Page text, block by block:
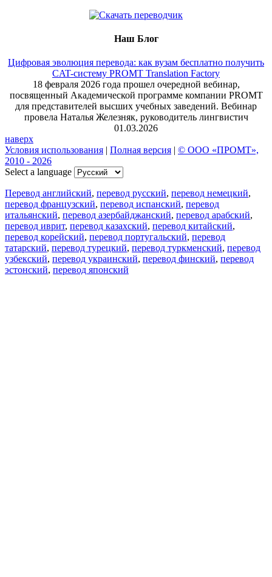
Наш Блог
Цифровая эволюция перевода: как вузам бесплатно получить
CAT-систему PROMT Translation Factory
18 февраля 2026 года прошел очередной вебинар,
посвященный Академической программе компании PROMT
для представителей высших учебных заведений. Вебинар
провела Наталья Железняк, руководитель лингвистич
01.03.2026
наверх
Условия использования | Полная версия | © ООО «ПРОМТ»,
2010 - 2026
Select a language
Перевод английский, перевод русский, перевод немецкий,
перевод французский, перевод испанский, перевод
итальянский, перевод азербайджанский, перевод арабский,
перевод иврит, перевод казахский, перевод китайский,
перевод корейский, перевод португальский, перевод
татарский, перевод турецкий, перевод туркменский, перевод
узбекский, перевод украинский, перевод финский, перевод
эстонский, перевод японский